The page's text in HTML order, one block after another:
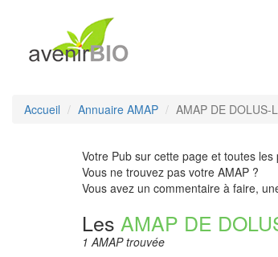
Accueil Annuaire AMAP AMAP DE DOLUS-
Votre Pub sur cette page et toutes
Vous ne trouvez pas votre AMAP ?
Vous avez un commentaire à faire,
Les AMAP DE
1 AMAP trouvée